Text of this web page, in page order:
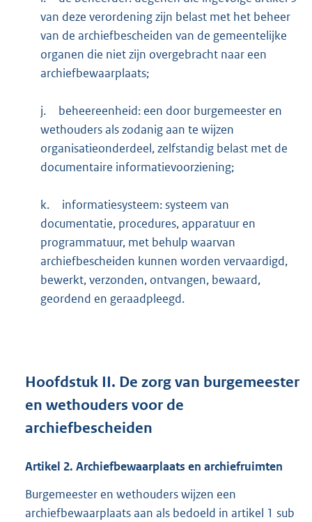
van deze verordening zijn belast met het beheer
van de archiefbescheiden van de gemeentelijke
organen die niet zijn overgebracht naar een
archiefbewaarplaats;
j.
beheereenheid: een door burgemeester en
wethouders als zodanig aan te wijzen
organisatieonderdeel, zelfstandig belast met de
documentaire informatievoorziening;
k.
informatiesysteem: systeem van
documentatie, procedures, apparatuur en
programmatuur, met behulp waarvan
archiefbescheiden kunnen worden vervaardigd,
bewerkt, verzonden, ontvangen, bewaard,
geordend en geraadpleegd.
Hoofdstuk II. De zorg van burgemeester
en wethouders voor de
archiefbescheiden
Artikel 2. Archiefbewaarplaats en archiefruimten
Burgemeester en wethouders wijzen een
archiefbewaarplaats aan als bedoeld in artikel 1 sub